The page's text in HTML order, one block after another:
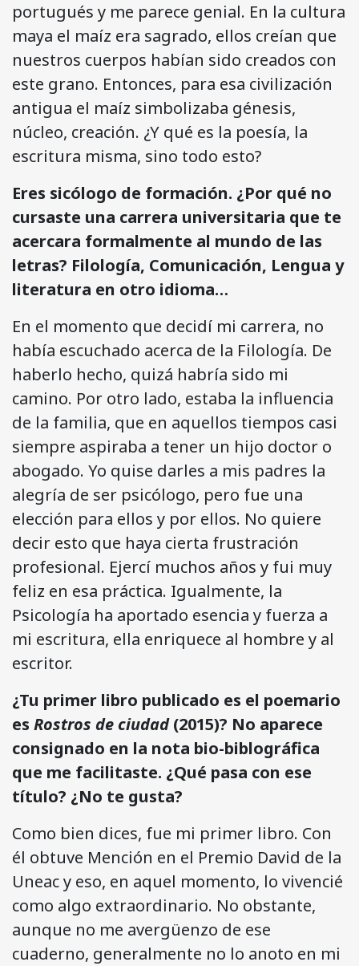
portugués y me parece genial. En la cultura
maya el maíz era sagrado, ellos creían que
nuestros cuerpos habían sido creados con
este grano. Entonces, para esa civilización
antigua el maíz simbolizaba génesis,
núcleo, creación. ¿Y qué es la poesía, la
escritura misma, sino todo esto?
Eres sicólogo de formación. ¿Por qué no
cursaste una carrera universitaria que te
acercara formalmente al mundo de las
letras? Filología, Comunicación, Lengua y
literatura en otro idioma…
En el momento que decidí mi carrera, no
había escuchado acerca de la Filología. De
haberlo hecho, quizá habría sido mi
camino. Por otro lado, estaba la influencia
de la familia, que en aquellos tiempos casi
siempre aspiraba a tener un hijo doctor o
abogado. Yo quise darles a mis padres la
alegría de ser psicólogo, pero fue una
elección para ellos y por ellos. No quiere
decir esto que haya cierta frustración
profesional. Ejercí muchos años y fui muy
feliz en esa práctica. Igualmente, la
Psicología ha aportado esencia y fuerza a
mi escritura, ella enriquece al hombre y al
escritor.
¿Tu primer libro publicado es el poemario
es Rostros de ciudad(2015)? No aparece
consignado en la nota bio-biblográfica
que me facilitaste. ¿Qué pasa con ese
título? ¿No te gusta?
Como bien dices, fue mi primer libro. Con
él obtuve Mención en el Premio David de la
Uneac y eso, en aquel momento, lo vivencié
como algo extraordinario. No obstante,
aunque no me avergüenzo de ese
cuaderno, generalmente no lo anoto en mi